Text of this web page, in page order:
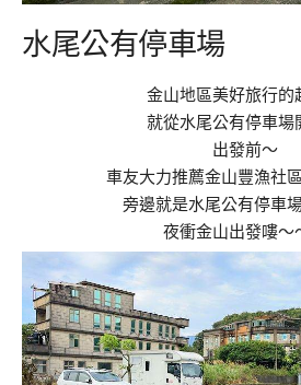
水尾公有停車場
金山地區美好旅行的
就從水尾公有停車場
出發前～
車友大力推薦金山豐漁社
旁邊就是水尾公有停車
夜衝金山出發嘍～